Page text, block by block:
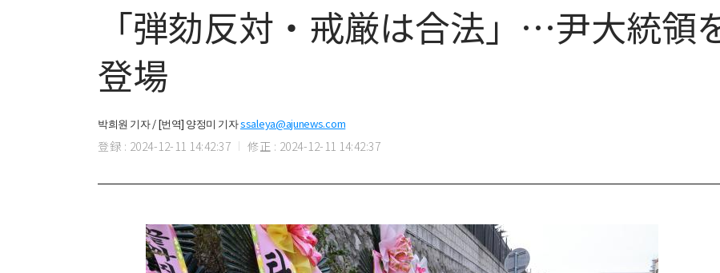
「弾劾反対・戒厳は合法」…尹大統領
登場
박희원 기자 / [번역] 양정미 기자ssaleya@ajunews.com
登録 : 2024-12-11 14:42:37 修正 : 2024-12-11 14:42:37